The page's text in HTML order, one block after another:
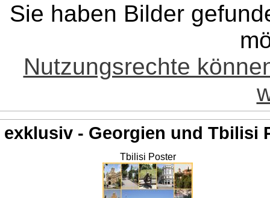
Sie haben Bilder
Nutzungsrechte
exklusiv - Georgien und Tbilisi
Tbilisi Poster